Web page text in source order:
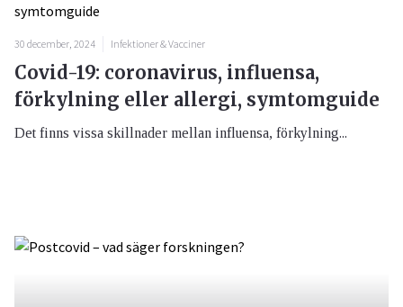
30 december, 2024 Infektioner & Vacciner
Covid-19: coronavirus, influensa,
förkylning eller allergi, symtomguide
Det finns vissa skillnader mellan influensa, förkylning...